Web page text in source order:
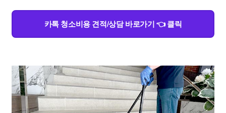
카톡 청소비용 견적/상담 바로가기 👈 클릭